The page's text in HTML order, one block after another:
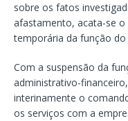
sobre os fatos
afastamento, acata-se o
temporária da função
Com a suspensão da
administrativo-
interinamente o
os serviços com a